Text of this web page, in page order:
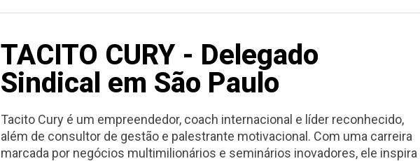
TACITO CURY - Delegado
Sindical em São Paulo
Tacito Cury é um empreendedor, coach internacional e líder reconhecido,
além de consultor de gestão e palestrante motivacional. Com uma carreira
marcada por negócios multimilionários e seminários inovadores, ele inspira